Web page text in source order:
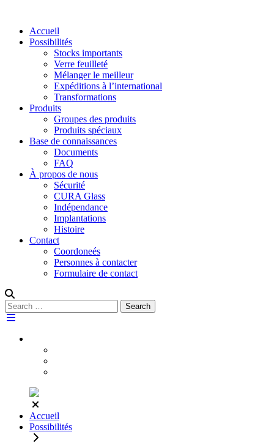
Accueil
Possibilités
Stocks importants
Verre feuilleté
Mélanger le meilleur
Expéditions à l’international
Transformations
Produits
Groupes des produits
Produits spéciaux
Base de connaissances
Documents
FAQ
À propos de nous
Sécurité
CURA Glass
Indépendance
Implantations
Histoire
Contact
Coordoneés
Personnes à contacter
Formulaire de contact
Rechercher : Search
Accueil
Possibilités